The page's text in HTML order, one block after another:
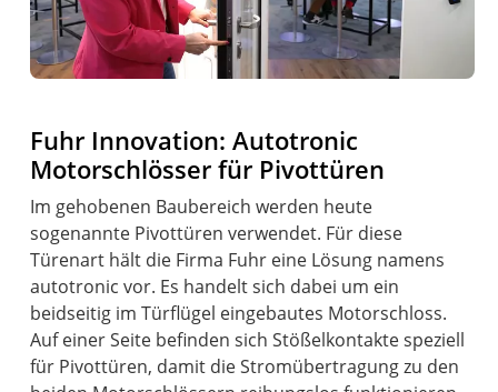
Fuhr Innovation: Autotronic
Motorschlösser für Pivottüren
Im gehobenen Baubereich werden heute
sogenannte Pivottüren verwendet. Für diese
Türenart hält die Firma Fuhr eine Lösung namens
autotronic vor. Es handelt sich dabei um ein
beidseitig im Türflügel eingebautes Motorschloss.
Auf einer Seite befinden sich Stößelkontakte speziell
für Pivottüren, damit die Stromübertragung zu den